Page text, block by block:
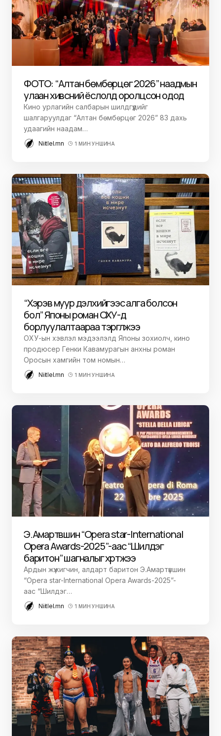
ФОТО: “Алтан бөмбөрцөг 2026” наадмын
улаан хивсний ёслолд оролцсон одод
Кино урлагийн салбарын шилдгүүдийг
шалгаруулдаг “Алтан бөмбөрцөг 2026” 83 дахь
удаагийн наадам…
Niitlel.mn 1 МИН УНШИНА
“Хэрэв муур дэлхийгээс алга болсон
бол” Японы роман ОХУ-д
борлуулалтаараа тэргүүлжээ
ОХУ-ын хэвлэл мэдээлэлд Японы зохиолч, кино
продюсер Генки Кавамурагын анхны роман
Оросын хамгийн том номын…
Niitlel.mn 1 МИН УНШИНА
Э.Амартүвшин “Opera star-International
Opera Awards-2025”-аас “Шилдэг
баритон” шагналыг хүртжээ
Ардын жүжигчин, алдарт баритон Э.Амартүвшин
“Opera star-International Opera Awards-2025”-
аас “Шилдэг…
Niitlel.mn 1 МИН УНШИНА